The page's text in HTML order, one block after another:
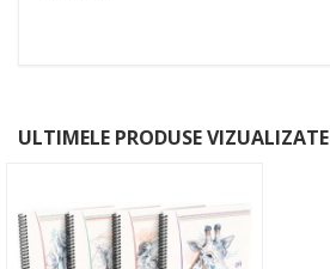
ULTIMELE PRODUSE VIZUALIZATE